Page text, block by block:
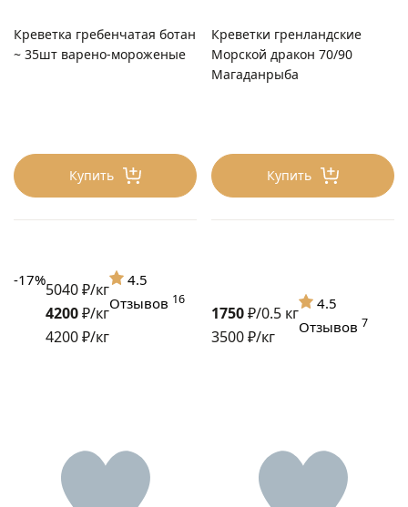
Купить
-17%5040 ₽/кг
4200₽/кг
4200 ₽/кг
Креветка гребенчатая ботан
~ 35шт варено-мороженые
4.5
Отзывов 16
Купить
1750₽/0.5 кг
3500 ₽/кг
Креветки гренландские
Морской дракон 70/90
Магаданрыба
4.5
Отзывов 7